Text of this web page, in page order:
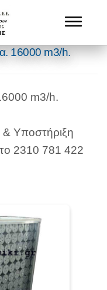
16000 m3/h.
m3/h.
& Υποστήριξη
2310 781 422